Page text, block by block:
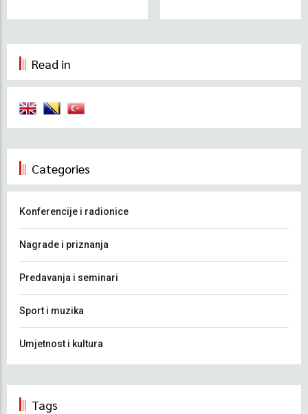
Read in
Categories
Konferencije i radionice
Nagrade i priznanja
Predavanja i seminari
Sport i muzika
Umjetnost i kultura
Tags